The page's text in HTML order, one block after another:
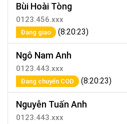
Bùi Hoài Tòng
0123.456.xxx
Đang giao (8:20:23)
Ngô Nam Anh
0123.443.xxx
Đang chuyển COD (8:20:23)
Nguyễn Tuấn Anh
0123.443.xxx